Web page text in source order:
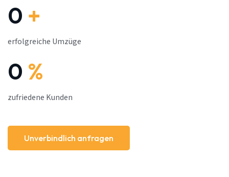
0 +
erfolgreiche Umzüge
0 %
zufriedene Kunden
Unverbindlich anfragen